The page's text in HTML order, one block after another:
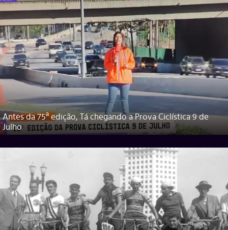
Antes da 75ª edição, Tá chegando a Prova Ciclística 9 de
Julho